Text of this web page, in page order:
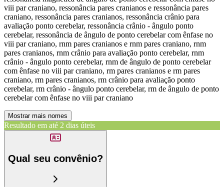
viii par craniano, ressonância pares cranianos e ressonância pares
craniano, ressonância pares cranianos, ressonância crânio para
avaliação ponto cerebelar, ressonância crânio - ângulo ponto
cerebelar, ressonância de ângulo de ponto cerebelar com ênfase no
viii par craniano, rnm pares cranianos e rnm pares craniano, rnm
pares cranianos, rnm crânio para avaliação ponto cerebelar, rnm
crânio - ângulo ponto cerebelar, rnm de ângulo de ponto cerebelar
com ênfase no viii par craniano, rm pares cranianos e rm pares
craniano, rm pares cranianos, rm crânio para avaliação ponto
cerebelar, rm crânio - ângulo ponto cerebelar, rm de ângulo de ponto
cerebelar com ênfase no viii par craniano
Mostrar mais nomes
Resultado em até 2 dias úteis
Qual seu convênio?